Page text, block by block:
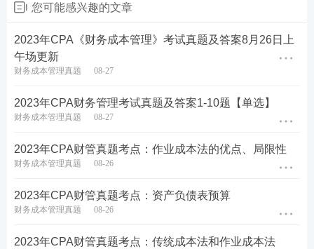
料价格差异是 ( )。
A.不利差异100元
B.不利差异80元
D.不利差异45元
查看答案
6、甲企业生产x产品，月生产能力2500件，正常销量
您可能感兴趣的文章
2023年CPA《财务成本管理》考试真题及答案8月26日上
午场更新
财务成本管理真题 08-27
2023年CPA财务管理考试真题及答案1-10题【单选】
财务成本管理真题 08-27
2023年CPA财管真题考点：作业成本法的优点、局限性
财务成本管理真题 08-26
2023年CPA财管真题考点：资产负债表预算
财务成本管理真题 08-26
2023年CPA财管真题考点：传统成本法和作业成本法